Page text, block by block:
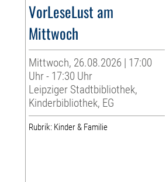
VorLeseLust am
Mittwoch
Mittwoch, 26.08.2026 | 17:00
Uhr - 17:30 Uhr
Leipziger Stadtbibliothek,
Kinderbibliothek, EG
Rubrik: Kinder & Familie